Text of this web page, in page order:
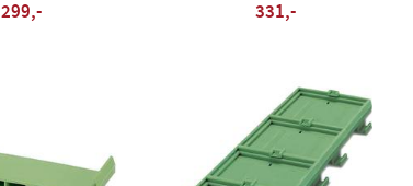
299,- 331,-